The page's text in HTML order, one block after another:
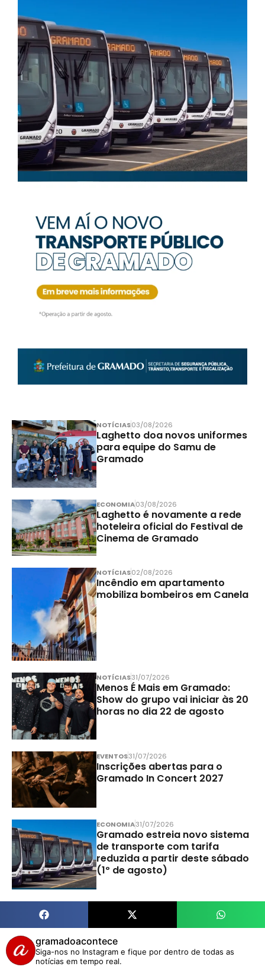
NOTÍCIAS03/08/2026
Laghetto doa novos uniformes
para equipe do Samu de
Gramado
ECONOMIA03/08/2026
Laghetto é novamente a rede
hoteleira oficial do Festival de
Cinema de Gramado
NOTÍCIAS02/08/2026
Incêndio em apartamento
mobiliza bombeiros em Canela
NOTÍCIAS31/07/2026
Menos É Mais em Gramado:
Show do grupo vai iniciar às 20
horas no dia 22 de agosto
EVENTOS31/07/2026
Inscrições abertas para o
Gramado In Concert 2027
ECONOMIA31/07/2026
Gramado estreia novo sistema
de transporte com tarifa
reduzida a partir deste sábado
(1º de agosto)
gramadoacontece
Siga-nos no Instagram e fique por dentro de todas as
notícias em tempo real.